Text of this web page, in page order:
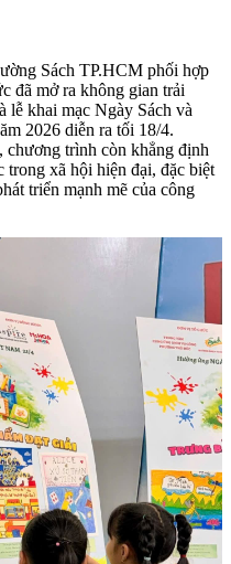
Sách TP.HCM phối hợp
đã mở ra không gian trải
lễ khai mạc Ngày Sách và
2026 diễn ra tối 18/4.
trình còn khẳng định
trong xã hội hiện đại, đặc biệt
triển mạnh mẽ của công